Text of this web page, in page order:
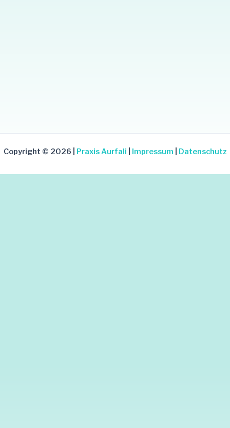
Copyright © 2026 | Praxis Aurfali Impressum Datenschutz